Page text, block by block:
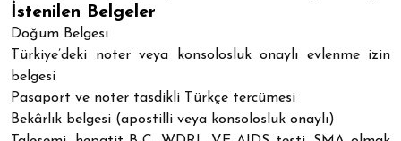
İstenilen Belgeler
Doğum Belgesi
Türkiye’deki noter veya konsolosluk onaylı evlenme izin
belgesi
Pasaport ve noter tasdikli Türkçe tercümesi
Bekârlık belgesi (apostilli veya konsolosluk onaylı)